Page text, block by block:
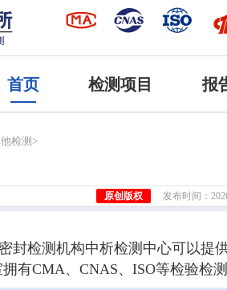
首页 检测项目 报
检测 >
原创版权 发布时间：
封检测机构中析检测中心可以提
有CMA、CNAS、ISO等检验检